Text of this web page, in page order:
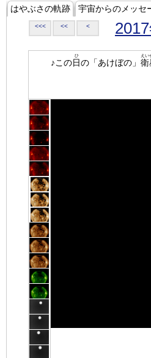
はやぶさの軌跡 宇宙からのメッセ
<<< << <
♪この日
ひ
の「あけぼの」 衛
えい